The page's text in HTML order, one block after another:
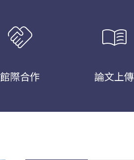
handshake
館際合作
menu_book
論文上傳